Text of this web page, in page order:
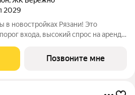
2029
в новостройках Рязани! Это
входа, высокий спрос на аренду
и
Позвоните мне